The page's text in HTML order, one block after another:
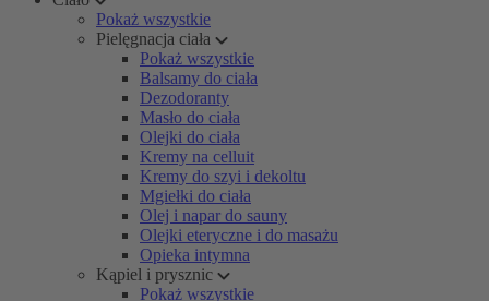
Pokaż wszystkie
Pielęgnacja ciała
Pokaż wszystkie
Balsamy do ciała
Dezodoranty
Masło do ciała
Olejki do ciała
Kremy na celluit
Kremy do szyi i dekoltu
Mgiełki do ciała
Olej i napar do sauny
Olejki eteryczne i do masażu
Opieka intymna
Kąpiel i prysznic
Pokaż wszystkie